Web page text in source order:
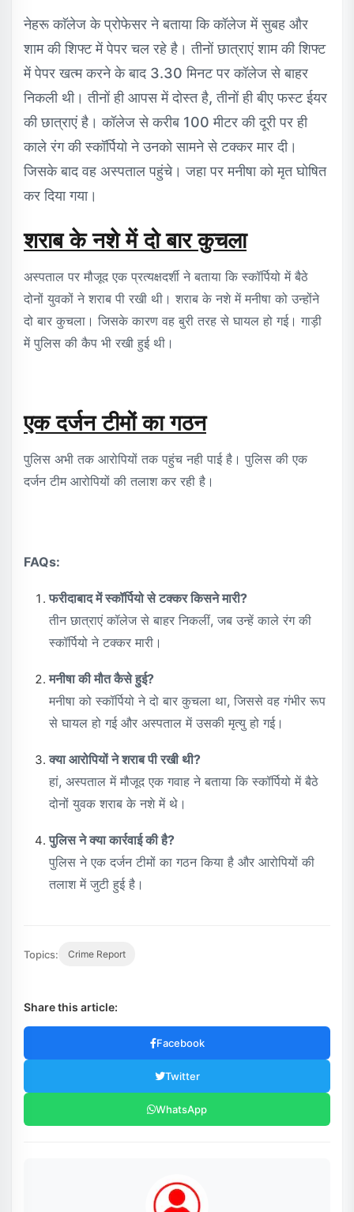
नेहरू काॅलेज के प्रोफेसर ने बताया कि कॉलेज में सुबह और
शाम की शिफ्ट में पेपर चल रहे है। तीनों छात्राएं शाम की शिफ्ट
में पेपर खत्म करने के बाद 3.30 मिनट पर कॉलेज से बाहर
निकली थी। तीनों ही आपस में दोस्त है, तीनों ही बीए फस्ट ईयर
की छात्राएं है। कॉलेज से करीब 100 मीटर की दूरी पर ही
काले रंग की स्कॉर्पियो ने उनको सामने से टक्कर मार दी।
जिसके बाद वह अस्पताल पहुंचे। जहा पर मनीषा को मृत घोषित
कर दिया गया।
शराब के नशे में दो बार कुचला
अस्पताल पर मौजूद एक प्रत्यक्षदर्शी ने बताया कि स्कॉर्पियो में बैठे
दोनों युवकों ने शराब पी रखी थी। शराब के नशे में मनीषा को उन्होंने
दो बार कुचला। जिसके कारण वह बुरी तरह से घायल हो गई। गाड़ी
में पुलिस की कैप भी रखी हुई थी।
एक दर्जन टीमों का गठन
पुलिस अभी तक आरोपियों तक पहुंच नही पाई है। पुलिस की एक
दर्जन टीम आरोपियों की तलाश कर रही है।
FAQs:
फरीदाबाद में स्कॉर्पियो से टक्कर किसने मारी?
तीन छात्राएं कॉलेज से बाहर निकलीं, जब उन्हें काले रंग की
स्कॉर्पियो ने टक्कर मारी।
मनीषा की मौत कैसे हुई?
मनीषा को स्कॉर्पियो ने दो बार कुचला था, जिससे वह गंभीर रूप
से घायल हो गई और अस्पताल में उसकी मृत्यु हो गई।
क्या आरोपियों ने शराब पी रखी थी?
हां, अस्पताल में मौजूद एक गवाह ने बताया कि स्कॉर्पियो में बैठे
दोनों युवक शराब के नशे में थे।
पुलिस ने क्या कार्रवाई की है?
पुलिस ने एक दर्जन टीमों का गठन किया है और आरोपियों की
तलाश में जुटी हुई है।
Topics: Crime Report
Share this article:
Facebook
Twitter
WhatsApp